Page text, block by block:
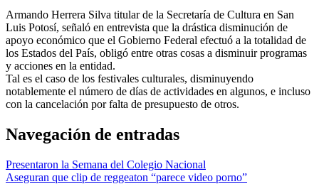
Armando Herrera Silva titular de la Secretaría de Cultura en San
Luis Potosí, señaló en entrevista que la drástica disminución de
apoyo económico que el Gobierno Federal efectuó a la totalidad de
los Estados del País, obligó entre otras cosas a disminuir programas
y acciones en la entidad.
Tal es el caso de los festivales culturales, disminuyendo
notablemente el número de días de actividades en algunos, e incluso
con la cancelación por falta de presupuesto de otros.
Navegación de entradas
Presentaron la Semana del Colegio Nacional
Aseguran que clip de reggeaton “parece video porno”